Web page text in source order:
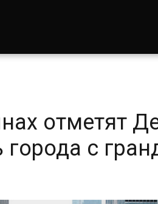
отметят
города с